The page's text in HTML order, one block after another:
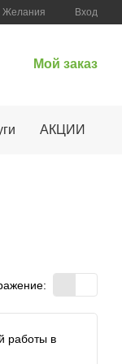
Желания Вход
Мой заказ
АКЦИИ
работы в